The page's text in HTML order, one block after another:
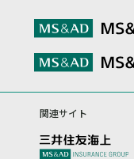
関連サイト